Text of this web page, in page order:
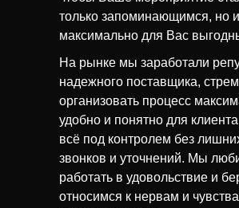
На рынке мы заработали
надежного поставщика,
организовать процесс
удобно и понятно для
всё под контролем без
звонков и уточнений. Мы
работать в удовольствие и
относимся к нервам и
только запоминающимся, но и
максимально для Вас